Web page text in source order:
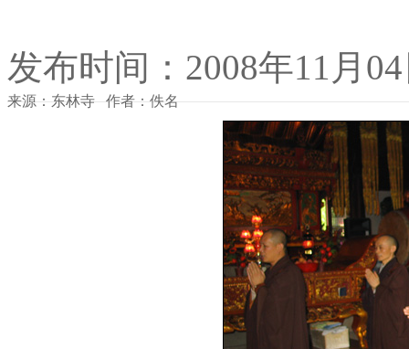
发布时间：2008年11月
来源：东林寺 作者：佚名